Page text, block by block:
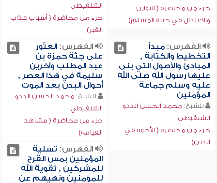
جزء من محاضرة ( التوازن
والاعتدال في حياة المسلم)
الشنقيطي
جزء من محاضرة ( أسباب عذاب
القبر)
الفهرس:مبدأ
التخطيط والكتابة ,
المبادئ والأصول التي بنى
عليها رسول الله صلى الله
عليه وسلم جماعة
المؤمنين
للشيخ: محمد الحسن الددو
الشنقيطي
جزء من محاضرة ( الأخوة في
الدين)
الفهرس:العثور
على جثة حمزة بن
عبد المطلب وآخرين
سليمة في هذا العصر ,
أحوال البدن بعد الموت
للشيخ: محمد الحسن الددو
الشنقيطي
جزء من محاضرة ( مشاهد
القيامة)
الفهرس: تسلية
المؤمنين بمس القرح
للمشركين , تقوية الله
للمؤمنين ونهيهم عن